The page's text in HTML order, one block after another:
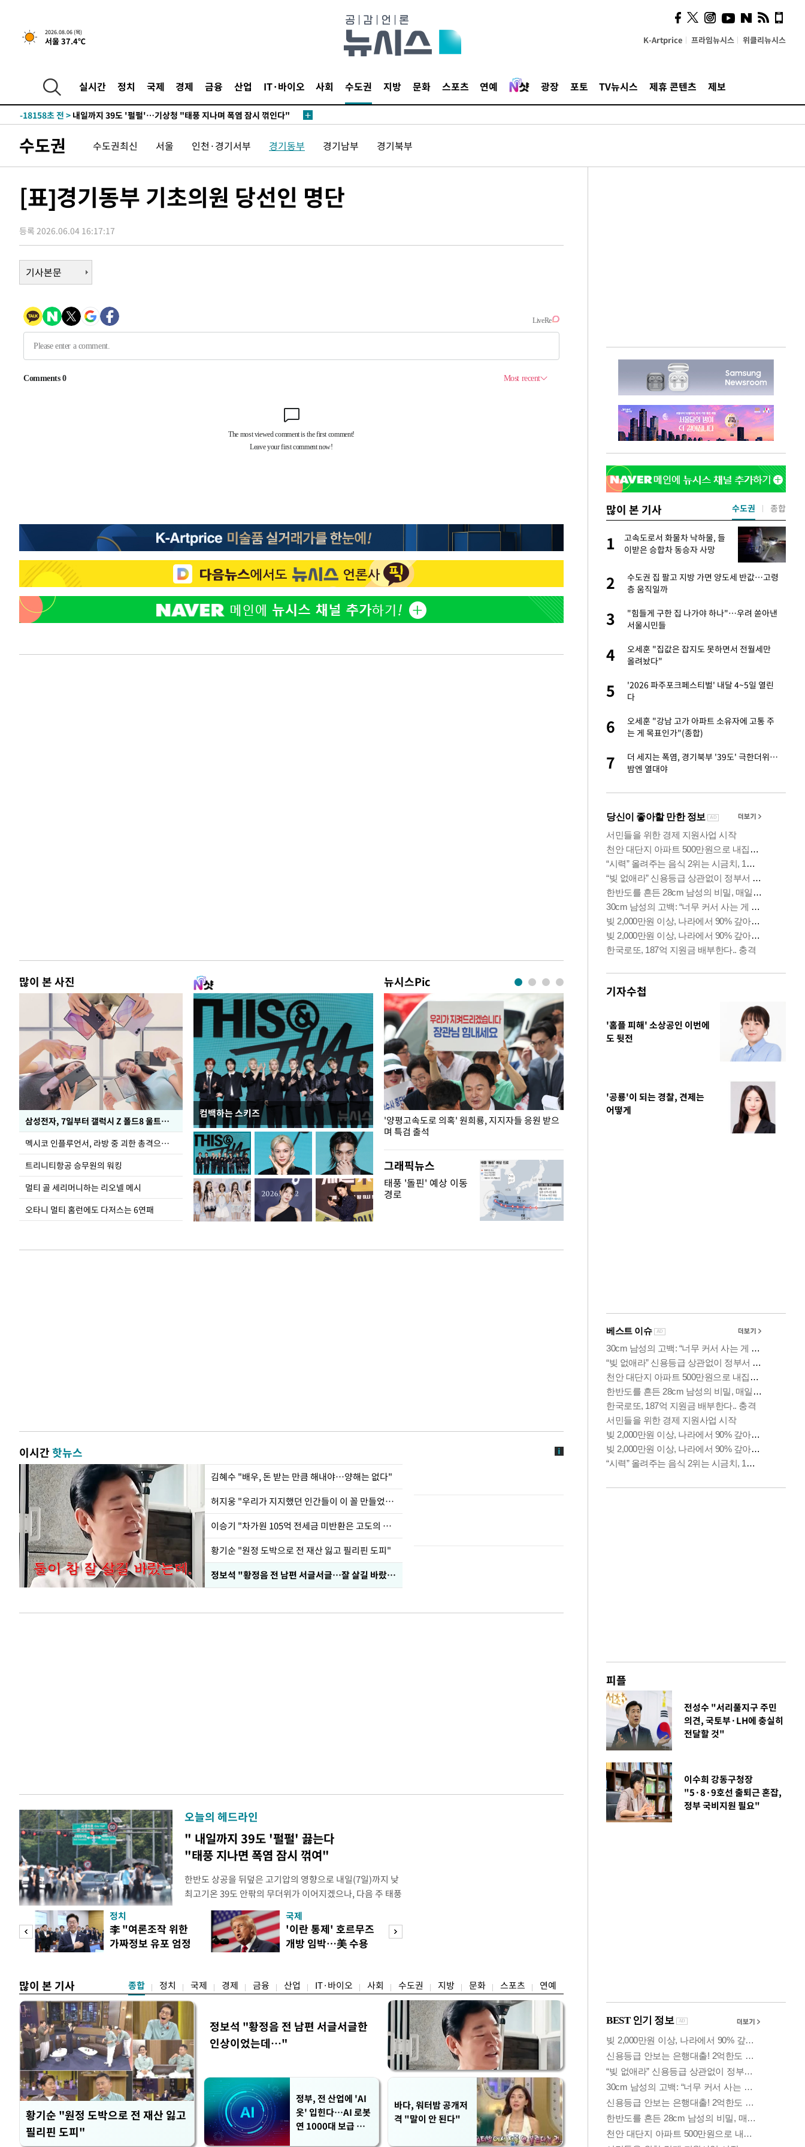
2026.08.06 (목)
서울 37.4℃ K-Artprice 프라임뉴시스 위클리뉴시스
실시간 정치 국제 경제 금융 산업 IT·바이오 사회 수도권 지방 문화 스포츠 연예 광장 포토 TV뉴시스 제휴 콘텐츠 제보
0.49%↑
-31118초 전 >[속보]코스닥, 800p 회복…0.26% 오른 801.67 마감
-31048초 전 > [속보]코스피, 301.88포인트(4.58%) 내린 6296.38 마감
-28512초 전 >
"여기 떨어졌다"…다누리, 스페이스X 로켓 달 충돌 흔적 포착
-25557초 전 >
-18158초 전 > 내일까지 39도 '펄펄'…기상청 "태풍 지나며 폭염 잠시 꺾인다"
-17773초 전 >
"美간섭에 합의 지연"…트럼프, '이란 호르무즈 통제권' 수용할까
-14293초 전 >[속보]산업장관 "李정부, 원전 반대 안해…안정 전력 위해 불가피"
-12377초 전 >[속보]산업장관 "美무역법 제301조 과잉생산 결과 발표 8월 중 예
상
-11442초 전 >[속보]전남광주 초대 시민추천 부시장에 백승주·윤난실
-9003초 전 >서울 열대야 15일째 지속…비공식 '초열대야' 30도 넘어
-7570초 전 >
-7553초 전 >[속보]코스피, 119.51포인트(1.81%) 내린 6478.75 개장
-3951초 전 > 서울 낮 39도 '폭염중대경보'…40도 관측 가능성도
-1313초 전 >미 워싱턴주 스포캔 시의 통제불능 3개 산불, 방화선 일부 구축
1시간 전 >[속보] 호르무즈 해협 이란-오만 협상 기대속 뉴욕증시 혼조 마감 다우
-31048초 전 >
손흥민, 5경기 연속골 실패…LAFC는 승부차기 끝 과달라하라 격파
내일까지 39도 '펄펄'…기상청 "태풍 지나며 폭염 잠시 꺾인다"
색-12377초 전 >
[속보]산업장관 "美무역법 제301조 과잉생산 결과 발표 8월 중 예
상
-12170초 전 >[속보]코스피 매도사이드카 발동…4%대 급락
-11442초 전 >
[속보]전남광주 초대 시민추천 부시장에 백승주·윤난실
-9003초 전 >서울 열대야 15일째 지속…비공식 '초열대야' 30도 넘어
-7570초 전 >
[속보]코스닥, 2.15포인트(0.27%) 내린 797.44 출발
-7553초 전 >
[속보]코스피, 119.51포인트(1.81%) 내린 6478.75 개장
-3951초 전 >서울 낮 39도 '폭염중대경보'…40도 관측 가능성도
수도권 수도권최신 서울 인천·경기서부 경기동부 경기남부 경기북부
[표]경기동부 기초의원 당선인 명단
등록 2026.06.04 16:17:17
기사본문
많이 본 사진
삼성전자, 7일부터 갤럭시 Z 폴드8 울트라·폴드8·플립8 출시
멕시코 인플루언서, 라방 중 괴한 총격으로 사망
트리니티항공 승무원의 워킹
멀티 골 세리머니하는 리오넬 메시
오타니 멀티 홈런에도 다저스는 6연패
컴백하는 스키즈
뉴시스Pic
이재명 대통령, "수사·기소 분리 관련 대비책 최
선 다해 강구해야"
'양평고속도로 의혹' 원희룡, 지지자들 응원 받으
며 특검 출석
장동혁 "李 대
하다"
그래픽뉴스
태풍 '돌핀' 예상 이동
경로
이시간핫뉴스
김혜수 "배우, 돈 받는 만큼 해내야…양해는 없다"
허지웅 "우리가 지지했던 인간들이 이 꼴 만들었다"
이승기 "차가원 105억 전세금 미반환은 고도의 사기"
황기순 "원정 도박으로 전 재산 잃고 필리핀 도피"
정보석 "황정음 전 남편 서글서글…잘 살길 바랐는데"
오늘의 헤드라인
" 내일까지 39도 '펄펄' 끓는다
"태풍 지나면 폭염 잠시 꺾여"
한반도 상공을 뒤덮은 고기압의 영향으로 내일(7일)까지 낮
최고기온 39도 안팎의 무더위가 이어지겠으나, 다음 주 태풍
'돌핀'이 지나며 기압계가 재편되는 과정에서 폭염이 일시적
으로 주춤할 것으로 기상청은 내다봤다. 기상청은 6일 오전
정례 브리핑을 열고 이같이 밝혔다. 이광연 기상청 예보분석
관은 "상층까지 잘 연결된 고기압이 한반도에 자리잡고 있
정치
李 "여론조작 위한
가짜정보 유포 엄정
국제
'이란 통제' 호르무즈
개방 임박…美 수용
많이 본 기사 종합 정치 국제 경제 금융 산업 IT·바이오 사회 수도권 지방 문화 스포츠 연예
황기순 "원정 도박으로 전 재산 잃고
필리핀 도피"
정보석 "황정음 전 남편 서글서글한
인상이었는데…"
정부, 전 산업에 'AI
옷' 입힌다…AI 로봇
연 1000대 보급 추
바다, 워터밤 공개저
격 "말이 안 된다"
많이 본 기사
황기순 "원정 도박으로 전 재
산 잃고 필리핀 도피"
2
었는데…"
3
정부, 전 산업에 'AI 옷' 입힌다…AI 로봇 연
1000대 보급 추진
4
1
고속도로서 화물차 낙하물, 들
이받은 승합차 동승자 사망
2
수도권 집 팔고 지방 가면 양도세 반값…고령
층 움직일까
3
"힘들게 구한 집 나가야 하나"…우려 쏟아낸
서울시민들
4
오세훈 "집값은 잡지도 못하면서 전월세만
올려놨다"
5
'2026 파주포크페스티벌' 내달 4~5일 열린
다
6
오세훈 "강남 고가 아파트 소유자에 고통 주
는 게 목표인가"(종합)
7
더 세지는 폭염, 경기북부 '39도' 극한더위…
밤엔 열대야
수도권 종합
기자수첩
'홈플 피해' 소상공인 이번에
도 뒷전
'공룡'이 되는 경찰, 견제는
어떻게
피플
전성수 "서리풀지구 주민
의견, 국토부·LH에 충실히
전달할 것"
이수희 강동구청장
"5·8·9호선 출퇴근 혼잡,
정부 국비지원 필요"